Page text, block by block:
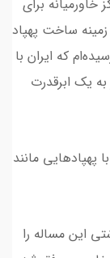
برای
ساخت پهپاد
که ایران با
یک ابرقدرت
پهپادهایی مانند
این مساله را